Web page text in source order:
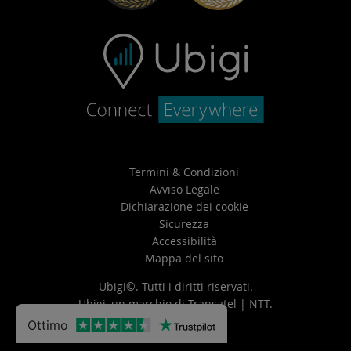
Termini & Condizioni
Avviso Legale
Dichiarazione dei cookie
Sicurezza
Accessibilità
Mappa del sito
Ubigi©. Tutti i diritti riservati.
Ubigi, un marchio diTransatel | NTT.
Ottimo